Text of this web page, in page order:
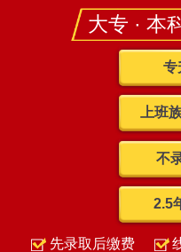
大专 · 本
专
上班
不
2.5
先录取后缴费